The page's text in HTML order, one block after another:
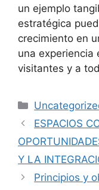
un ejemplo
estratégica
crecimiento en
una experiencia
visitantes y a
ESPACIOS
Y LA
Principios y